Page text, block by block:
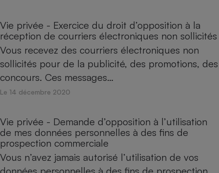
Vie privée - Exercice du droit d’opposition à la
réception de courriers électroniques non sollicités
Vous recevez des courriers électroniques non
sollicités pour de la publicité, des promotions, des
concours. Ces messages…
Le 14 décembre 2020
Vie privée - Demande d’opposition à l’utilisation
de mes données personnelles à des fins de
prospection commerciale
Vous n’avez jamais autorisé l’utilisation de vos